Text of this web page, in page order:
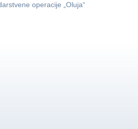
operacije „Oluja“